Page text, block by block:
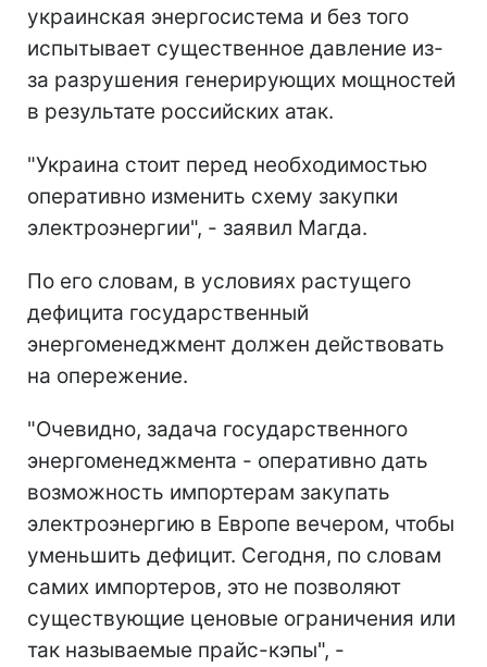
украинская энергосистема и без того
испытывает существенное давление из-
за разрушения генерирующих мощностей
в результате российских атак.
"Украина стоит перед необходимостью
оперативно изменить схему закупки
электроэнергии", - заявил Магда.
По его словам, в условиях растущего
дефицита государственный
энергоменеджмент должен действовать
на опережение.
"Очевидно, задача государственного
энергоменеджмента - оперативно дать
возможность импортерам закупать
электроэнергию в Европе вечером, чтобы
уменьшить дефицит. Сегодня, по словам
самих импортеров, это не позволяют
существующие ценовые ограничения или
так называемые прайс-кэпы", -